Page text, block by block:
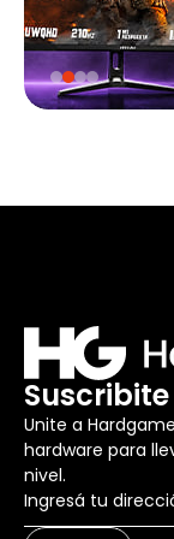
Unite a
hardware para
nivel.